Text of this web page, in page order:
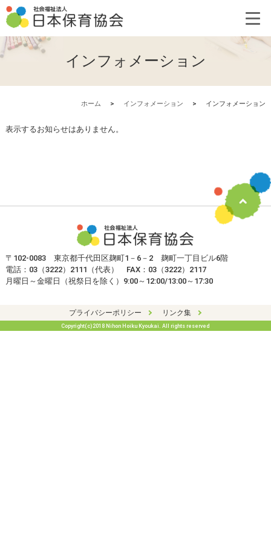
インフォメーション
ホーム > インフォメーション > インフォメーション
表示するお知らせはありません。
〒102-0083 東京都千代田区麹町1－6－2 麹町一丁目ビル6階
電話：03（3222）2111（代表） FAX：03（3222）2117
月曜日～金曜日（祝祭日を除く）9:00～12:00/13:00～17:30
プライバシーポリシー リンク集
Copyright(c)2018 Nihon Hoiku Kyoukai. All rights reserved